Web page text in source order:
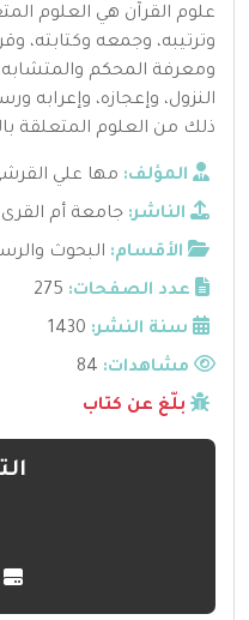
علوم القرآن هي العلوم
وترتيبه، وجمعه وكتابته،
ومعرفة المحكم
النزول، وإعجازه، وإعرابه
ذلك من العلوم المتعلقة
المؤلف: مها علي
الناشر: جامعة أم
الأقسام: البحوث
عدد الصفحات: 275
سنة النشر: 1430
مشاهدات:
بلّغ عن كتاب